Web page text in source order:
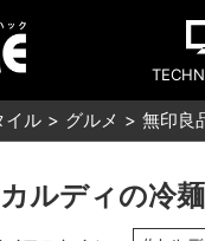
イル グルメ 無印良
ルディの冷